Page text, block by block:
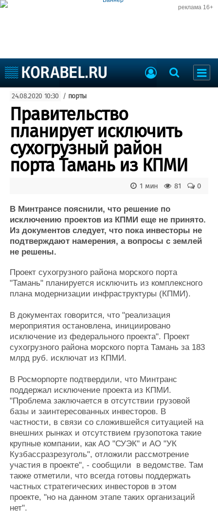
реклама 16+
Судоходство
Судоремонт
События
Пресс-релизы
Порты
ВМФ
Образование
Яхты и катера
Еще
Пульс
Новости
Компании
Репутация
Работа
Журнал
Реклама
Доска объявлений
Продажа флота
Оборудование
Изделия
Конференции
Выставки и семинары
Личности
Словарь
Флот
Галерея флота
Форум
Отзывы
24.08.2020 10:30 / порты
Правительство
планирует исключить
сухогрузный район
порта Тамань из КПМИ
0
81
1 мин
В Минтрансе пояснили, что решение по
исключению проектов из КПМИ еще не принято.
Из документов следует, что пока инвесторы не
подтверждают намерения, а вопросы с землей
не решены.
Проект сухогрузного района морского порта
"Тамань" планируется исключить из комплексного
плана модернизации инфраструктуры (КПМИ).
В документах говорится, что "реализация
мероприятия остановлена, инициировано
исключение из федерального проекта". Проект
сухогрузного района морского порта Тамань за 183
млрд руб. исключат из КПМИ.
В Росморпорте подтвердили, что Минтранс
поддержал исключение проекта из КПМИ.
"Проблема заключается в отсутствии грузовой
базы и заинтересованных инвесторов. В
частности, в связи со сложившейся ситуацией на
внешних рынках и отсутствием грузопотока такие
крупные компании, как АО "СУЭК" и АО "УК
Кузбассразрезуголь", отложили рассмотрение
участия в проекте", - сообщили в ведомстве. Там
также отметили, что всегда готовы поддержать
частных стратегических инвесторов в этом
проекте, "но на данном этапе таких организаций
нет".